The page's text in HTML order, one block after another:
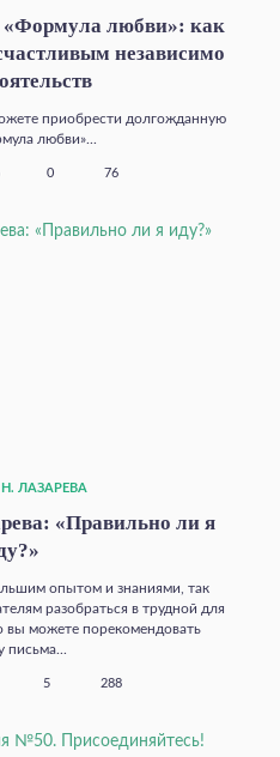
«Формула любви»: как
независимо
приобрести долгожданную
любви»...
0 76
ЛАЗАРЕВА
«Правильно ли я
опытом и знаниями, так
разобраться в трудной для
вы можете порекомендовать
письма...
5 288